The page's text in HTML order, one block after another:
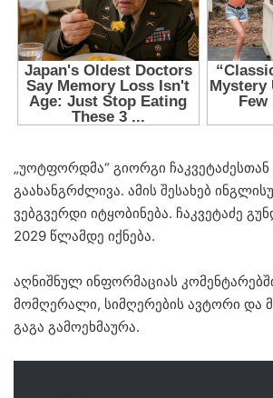
„უოტფორდმა“ გიორგი
გაახანგრძლივა. ამის შესახებ
ვებგვერდი იტყობინება. ჩაკვეტაძე
2029 წლამდე იქნება.
აღნიშნულ ინფორმაციას
მომღერალი, სიმღერების ავტორი და
გაგა გამოეხმაურა.